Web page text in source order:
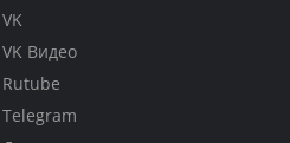
VK
VK Видео
Rutube
Telegram